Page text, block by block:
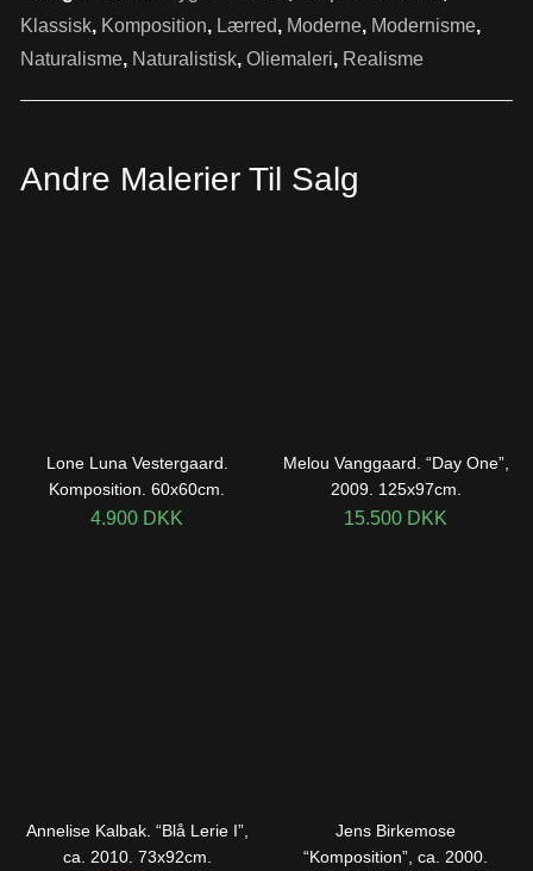
Klassisk, Komposition, Lærred, Moderne, Modernisme,
Naturalisme, Naturalistisk, Oliemaleri, Realisme
Andre Malerier Til Salg
Lone Luna Vestergaard.
Komposition. 60x60cm.
4.900 DKK
Melou Vanggaard. “Day One”,
2009. 125x97cm.
15.500 DKK
Annelise Kalbak. “Blå Lerie I”,
ca. 2010. 73x92cm.
Jens Birkemose
“Komposition”, ca. 2000.